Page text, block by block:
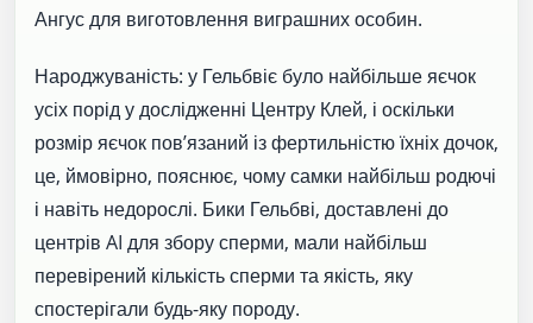
Ангус для виготовлення виграшних особин.
Народжуваність: у Гельбвіє було найбільше яєчок
усіх порід у дослідженні Центру Клей, і оскільки
розмір яєчок пов’язаний із фертильністю їхніх дочок,
це, ймовірно, пояснює, чому самки найбільш родючі
і навіть недорослі. Бики Гельбві, доставлені до
центрів AI для збору сперми, мали найбільш
перевірений кількість сперми та якість, яку
спостерігали будь-яку породу.